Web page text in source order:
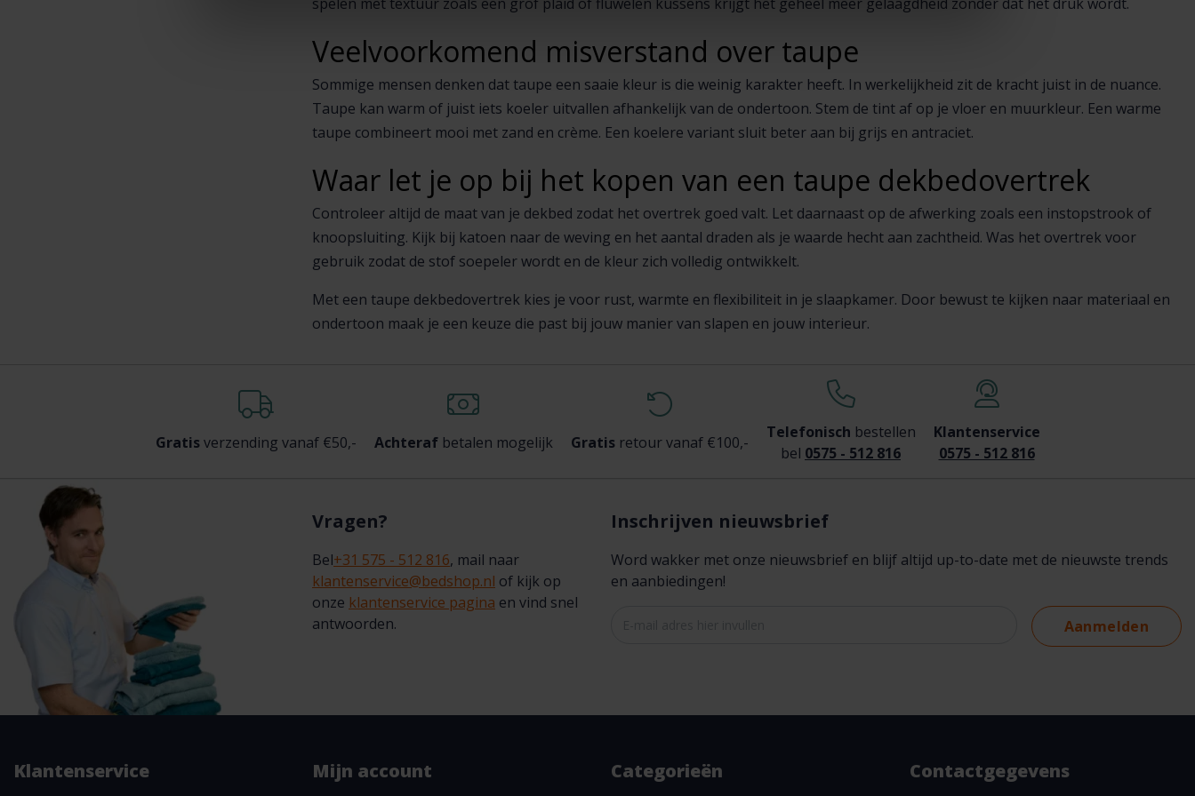
spelen met textuur zoals een grof plaid of fluwelen kussens krijgt het geheel meer gelaagdheid zonder dat het druk wordt.
Veelvoorkomend misverstand over taupe
Sommige mensen denken dat taupe een saaie kleur is die weinig karakter heeft. In werkelijkheid zit de kracht juist in de nuance.
Taupe kan warm of juist iets koeler uitvallen afhankelijk van de ondertoon. Stem de tint af op je vloer en muurkleur. Een warme
taupe combineert mooi met zand en crème. Een koelere variant sluit beter aan bij grijs en antraciet.
Waar let je op bij het kopen van een taupe dekbedovertrek
Controleer altijd de maat van je dekbed zodat het overtrek goed valt. Let daarnaast op de afwerking zoals een instopstrook of
knoopsluiting. Kijk bij katoen naar de weving en het aantal draden als je waarde hecht aan zachtheid. Was het overtrek voor
gebruik zodat de stof soepeler wordt en de kleur zich volledig ontwikkelt.
Met een taupe dekbedovertrek kies je voor rust, warmte en flexibiliteit in je slaapkamer. Door bewust te kijken naar materiaal en
ondertoon maak je een keuze die past bij jouw manier van slapen en jouw interieur.
Gratisverzending vanaf €50,- Achterafbetalen mogelijk Gratisretour vanaf €100,-
Telefonisch bestellen
bel 0575 - 512 816
Klantenservice
0575 - 512 816
Vragen?
Bel+31 575 - 512 816, mail naar
klantenservice@bedshop.nl of kijk op
onze klantenservice pagina en vind snel
antwoorden.
Inschrijven nieuwsbrief
Word wakker met onze nieuwsbrief en blijf altijd up-to-date met de nieuwste trends
en aanbiedingen!
Aanmelden
Klantenservice Mijn account Categorieën Contactgegevens